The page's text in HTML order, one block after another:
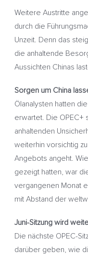
Weitere Austritte
durch die
Unzeit. Denn das
die anhaltende
Aussichten Chinas
Sorgen um China
Ölanalysten hatten
erwartet. Die OPEC+
anhaltenden
weiterhin vorsichtig
Angebots angeht.
gezeigt hatten, war
vergangenen Monat
mit Abstand der
Juni-Sitzung wird
Die nächste OPEC-
darüber geben, wie